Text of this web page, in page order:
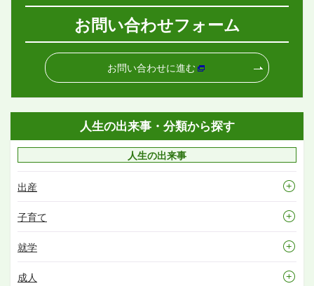
お問い合わせフォーム
お問い合わせに進む
人生の出来事・分類から探す
人生の出来事
出産
子育て
就学
成人